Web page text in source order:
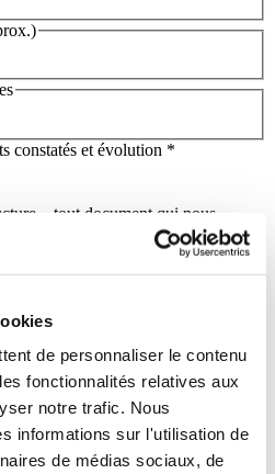
de personnaliser le contenu
fonctionnalités relatives aux
notre trafic. Nous
informations sur l'utilisation de
de médias sociaux, de
constatés et évolution *
tout document qui nous
votre situation
concerné